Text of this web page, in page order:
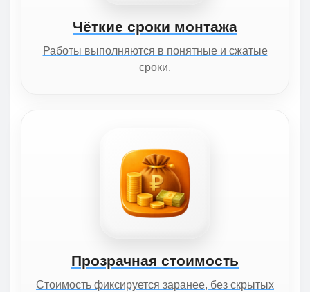
Чёткие сроки монтажа
Работы выполняются в понятные и сжатые
сроки.
Прозрачная стоимость
Стоимость фиксируется заранее, без скрытых